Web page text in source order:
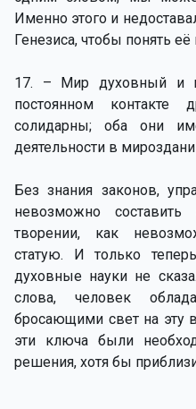
Именно этого и
Генезиса, чтобы понять
17. – Мир духовный и
постоянном
солидарны; оба они
деятельности в
Без знания законов,
невозможно
творении, как
статую. И только
духовные науки не
слова, человек
бросающими свет на эту
эти ключа были
решения, хотя бы